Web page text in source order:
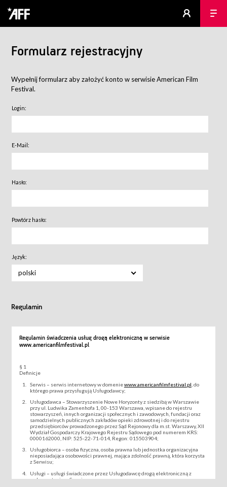
Formularz rejestracyjny
Wypełnij formularz aby założyć konto w serwisie American Film
Festival.
Login:
E-Mail:
Hasło:
Powtórz hasło:
Język:
polski
Regulamin
Regulamin świadczenia usług drogą elektroniczną w serwisie
www.americanfilmfestival.pl
§ 1
Definicje
Serwis – serwis internetowy w domeniewww.americanfilmfestival.pl , do
którego prawa przysługują Usługodawcy;
Usługodawca – Stowarzyszenie Nowe Horyzonty z siedzibą w Warszawie
przy ul. Ludwika Zamenhofa 1, 00-153 Warszawa, wpisane do rejestru
stowarzyszeń, innych organizacji społecznych i zawodowych, fundacji oraz
samodzielnych publicznych zakładów opieki zdrowotnej i do rejestru
przedsiębiorców prowadzonego przez Sąd Rejonowy dla m.st. Warszawy, XII
Wydział Gospodarczy Krajowego Rejestru Sądowego pod numerem KRS:
0000162000, NIP: 525-22-71-014, Regon: 015503904;
Usługobiorca – osoba fizyczna, osoba prawna lub jednostka organizacyjna
nieposiadająca osobowości prawnej, mająca zdolność prawną, która korzysta
z Serwisu;
Usługi – usługi świadczone przez Usługodawcę drogą elektroniczną z
wykorzystaniem Serwisu;